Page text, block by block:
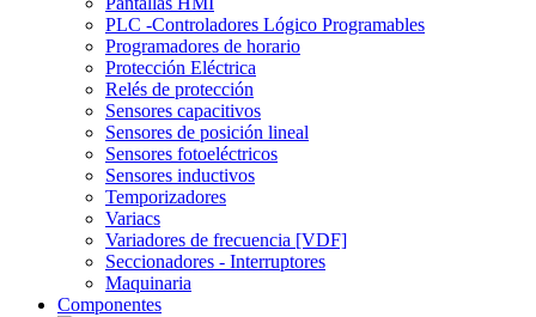
PLC -Controladores Lógico Programables
Programadores de horario
Protección Eléctrica
Relés de protección
Sensores capacitivos
Sensores de posición lineal
Sensores fotoeléctricos
Sensores inductivos
Temporizadores
Variacs
Variadores de frecuencia [VDF]
Seccionadores - Interruptores
Maquinaria
Componentes